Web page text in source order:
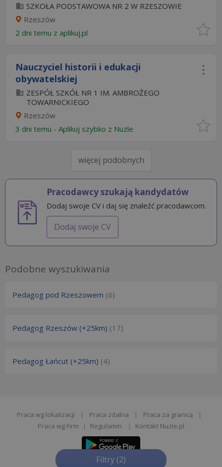
Filtry (2)
SZKOŁA PODSTAWOWA NR 2 W RZESZOWIE
Rzeszów
2 dni temu z aplikuj.pl
Nauczyciel historii i edukacji
obywatelskiej
ZESPÓŁ SZKÓŁ NR 1 IM. AMBROŻEGO
TOWARNICKIEGO
Rzeszów
3 dni temu - Aplikuj szybko z Nuzle
więcej podobnych
Pracodawcy szukają kandydatów
Dodaj swoje CV i daj się znaleźć pracodawcom.
Dodaj swoje CV
Podobne wyszukiwania
Pedagog pod Rzeszowem (6)
Pedagog Rzeszów (+25km) (17)
Pedagog Łańcut (+25km) (4)
Praca wg lokalizacji | Praca zdalna | Praca za granicą
|
Praca wg Firm
| Regulamin | Kontakt Nuzle.pl